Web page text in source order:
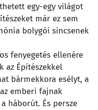
egy-egy világot
már ez sem
bolygói sincsenek
fenyegetés ellenére
az Építészekkel
bármekkora esélyt, a
emberi fajnak
háborút. És persze